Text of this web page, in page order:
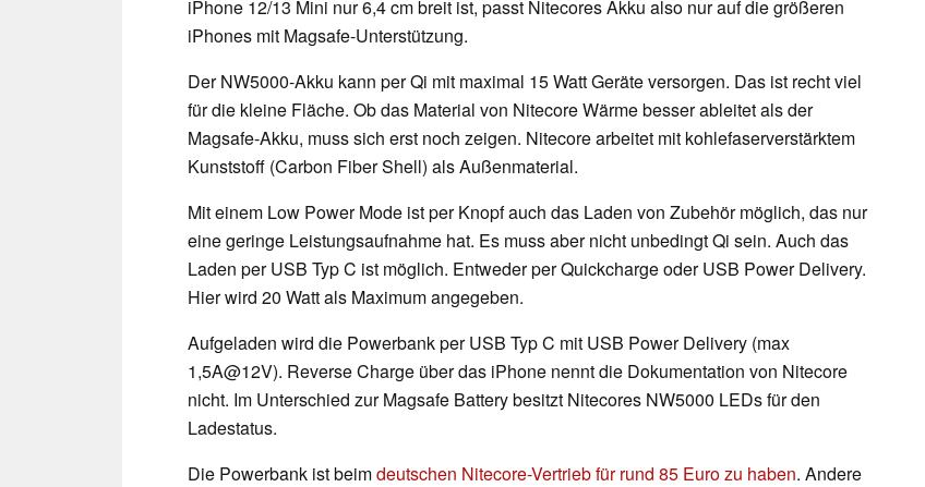
iPhone 12/13 Mini nur 6,4 cm breit ist, passt Nitecores Akku also nur auf die größeren
iPhones mit Magsafe-Unterstützung.
Der NW5000-Akku kann per Qi mit maximal 15 Watt Geräte versorgen. Das ist recht viel
für die kleine Fläche. Ob das Material von Nitecore Wärme besser ableitet als der
Magsafe-Akku, muss sich erst noch zeigen. Nitecore arbeitet mit kohlefaserverstärktem
Kunststoff (Carbon Fiber Shell) als Außenmaterial.
Mit einem Low Power Mode ist per Knopf auch das Laden von Zubehör möglich, das nur
eine geringe Leistungsaufnahme hat. Es muss aber nicht unbedingt Qi sein. Auch das
Laden per USB Typ C ist möglich. Entweder per Quickcharge oder USB Power Delivery.
Hier wird 20 Watt als Maximum angegeben.
Aufgeladen wird die Powerbank per USB Typ C mit USB Power Delivery (max
1,5A@12V). Reverse Charge über das iPhone nennt die Dokumentation von Nitecore
nicht. Im Unterschied zur Magsafe Battery besitzt Nitecores NW5000 LEDs für den
Ladestatus.
Die Powerbank ist beimdeutschen Nitecore-Vertrieb für rund 85 Euro zu haben. Andere